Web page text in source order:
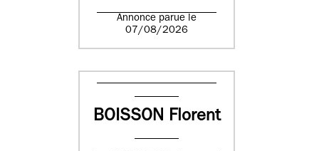
Annonce parue le
07/08/2026
BOISSON Florent